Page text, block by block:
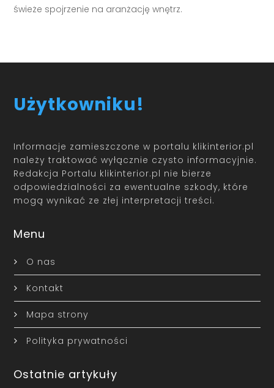
świeże spojrzenie na aranżację wnętrz.
Użytkowniku!
Informacje zamieszczone w portalu klikinterior.pl
należy traktować wyłącznie czysto informacyjnie.
Redakcja Portalu klikinterior.pl nie bierze
odpowiedzialności za ewentualne szkody, które
mogą wynikać ze złej interpretacji treści.
Menu
O nas
Kontakt
Mapa strony
Polityka prywatności
Ostatnie artykuły